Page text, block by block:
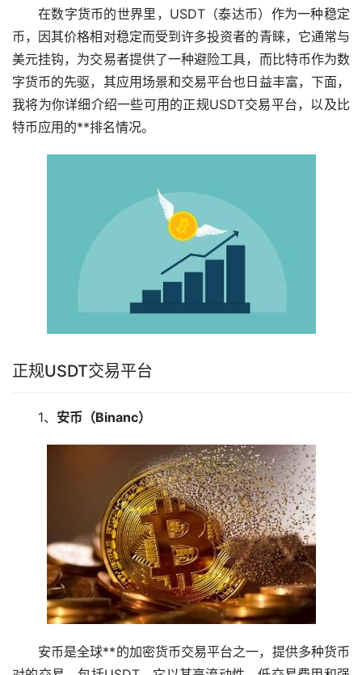
在数字货币的世界里，USDT（泰达币）作为一种稳定
币，因其价格相对稳定而受到许多投资者的青睐，它通常与
美元挂钩，为交易者提供了一种避险工具，而比特币作为数
字货币的先驱，其应用场景和交易平台也日益丰富，下面，
我将为你详细介绍一些可用的正规USDT交易平台，以及比
特币应用的**排名情况。
正规USDT交易平台
1、 安币（Binanc）
安币是全球**的加密货币交易平台之一，提供多种货币